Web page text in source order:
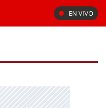
EN VIVO